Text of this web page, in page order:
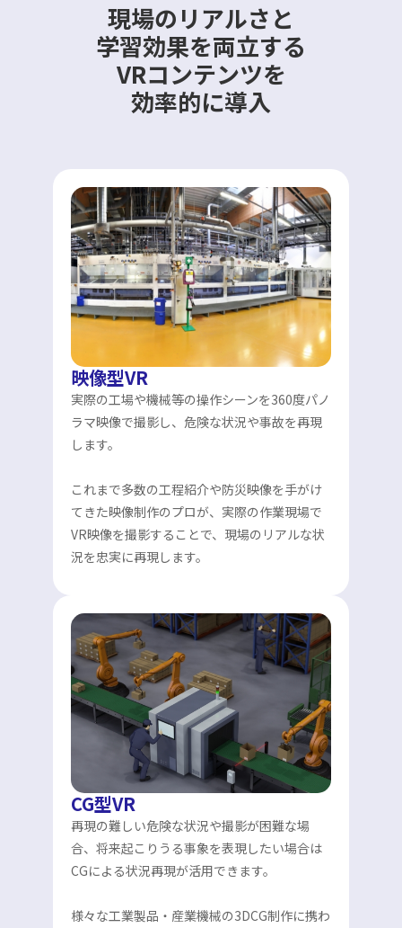
現場のリアルさと
学習効果を両立する
VRコンテンツを
効率的に導入
映像型VR
実際の工場や機械等の操作シーンを360度パノ
ラマ映像で撮影し、危険な状況や事故を再現
します。
これまで多数の工程紹介や防災映像を手がけ
てきた映像制作のプロが、実際の作業現場で
VR映像を撮影することで、現場のリアルな状
況を忠実に再現します。
CG型VR
再現の難しい危険な状況や撮影が困難な場
合、将来起こりうる事象を表現したい場合は
CGによる状況再現が活用できます。
様々な工業製品・産業機械の3DCG制作に携わ